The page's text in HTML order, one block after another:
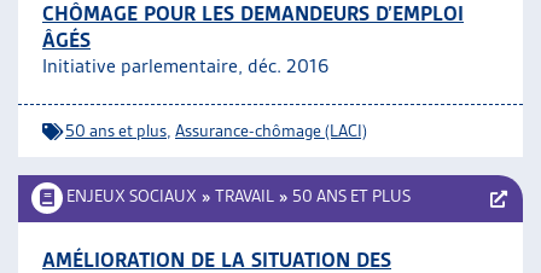
CHÔMAGE POUR LES DEMANDEURS D’EMPLOI
ÂGÉS
Initiative parlementaire, déc. 2016
50 ans et plus Assurance-chômage (LACI)
ENJEUX SOCIAUX » TRAVAIL » 50 ANS ET PLUS
AMÉLIORATION DE LA SITUATION DES